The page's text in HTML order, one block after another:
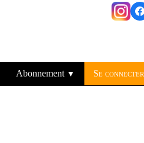
Abonnement ▼ Se connecter